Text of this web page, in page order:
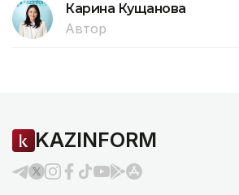
Карина Кущанова
Автор
KAZINFORM